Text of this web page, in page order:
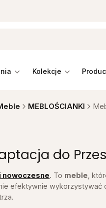
kolekcje
MEBLOŚCIANKI
do
nowoczesne. To meble ,
efektywnie